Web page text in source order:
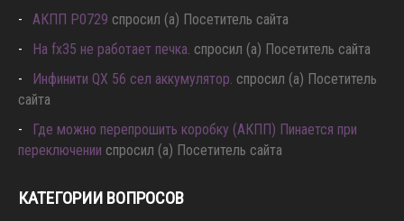
АКПП P0729 спросил (а) Посетитель сайта
Hа fx35 не работает печка. спросил (а) Посетитель сайта
Инфинити QX 56 сел аккумулятор. спросил (а) Посетитель
сайта
Где можно перепрошить коробку (АКПП) Пинается при
переключении спросил (а) Посетитель сайта
КАТЕГОРИИ ВОПРОСОВ